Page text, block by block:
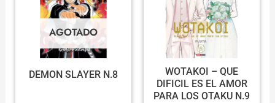
AGOTADO
DEMON SLAYER N.8
WOTAKOI – QUE
DIFICIL ES EL AMOR
PARA LOS OTAKU N.9